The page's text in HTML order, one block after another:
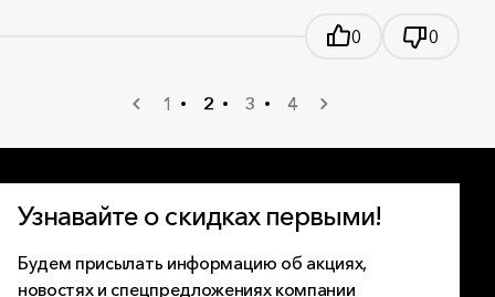
0 0
1 2 3 4
Узнавайте о скидках первыми!
Будем присылать информацию об акциях,
новостях и спецпредложениях компании